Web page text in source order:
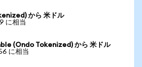
から 米ドル
に相当
(Ondo Tokenized) から 米ドル
に相当